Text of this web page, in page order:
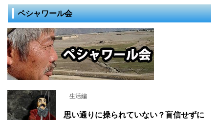
ペシャワール会
生活編
思い通りに操られていない？盲信せずに